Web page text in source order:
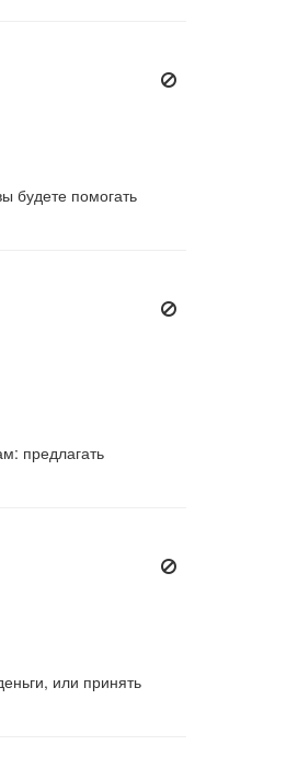
будете помогать
предлагать
или принять